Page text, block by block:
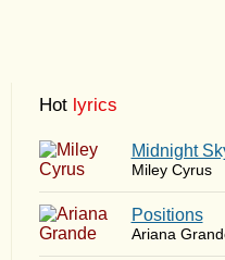
Hot lyrics
Midnight
Miley Cyrus
​Positions
Ariana